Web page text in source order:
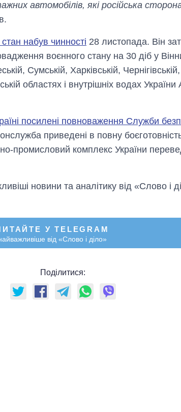
автомобілів, які російська
набув чинності 28 листопада. Він
воєнного стану на 30 діб у
Сумській, Харківській,
областях і внутрішніх водах України
посилені повноваження Служби
приведені в повну
промисловий комплекс України
новини та аналітику від «Слово і
У TELEGRAM
від «Слово і діло»
Поділитися: